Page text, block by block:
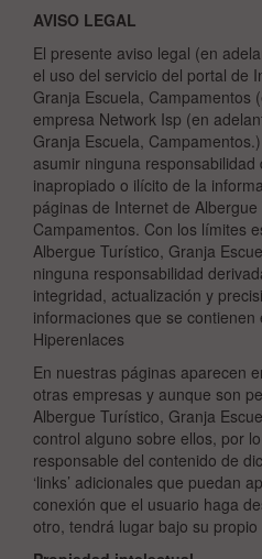
AVISO LEGAL
El presente aviso legal (en
el uso del servicio del portal de
Granja Escuela, Campamentos
empresa Network Isp (en
Granja Escuela,
asumir ninguna
inapropiado o ilícito de la
páginas de Internet de
Campamentos. Con los límites
Albergue Turístico, Granja
ninguna responsabilidad
integridad, actualización y
informaciones que se
Hiperenlaces
En nuestras páginas aparecen
otras empresas y aunque son
Albergue Turístico, Granja
control alguno sobre ellos, por
responsable del contenido de
‘links’ adicionales que puedan
conexión que el usuario haga
otro, tendrá lugar bajo su